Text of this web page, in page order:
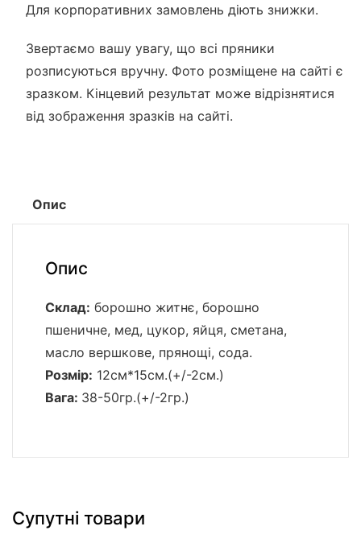
Для корпоративних замовлень діють знижки.
Звертаємо вашу увагу, що всі пряники
розписуються вручну. Фото розміщене на сайті є
зразком. Кінцевий результат може відрізнятися
від зображення зразків на сайті.
Опис
Опис
Склад: борошно житнє, борошно
пшеничне, мед, цукор, яйця, сметана,
масло вершкове, прянощі, сода.
Розмір: 12см*15см.(+/-2см.)
Вага: 38-50гр.(+/-2гр.)
Супутні товари